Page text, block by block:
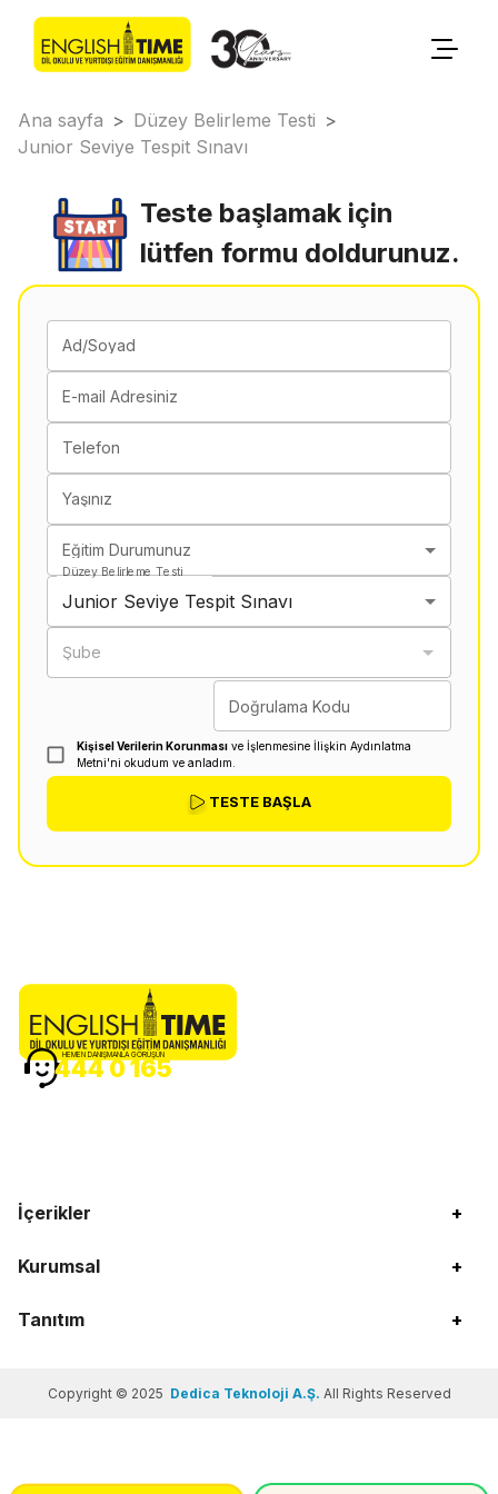
Ana sayfa > Düzey Belirleme Testi >
Junior Seviye Tespit Sınavı
Teste başlamak için
lütfen formu doldurunuz.
Ad/Soyad
E-mail Adresiniz
Telefon
Yaşınız
Eğitim Durumunuz
Düzey Belirleme Testi
Junior Seviye Tespit Sınavı
Şube
Doğrulama Kodu
Kişisel Verilerin Korunması ve İşlenmesine İlişkin Aydınlatma
Metni'ni okudum ve anladım.
TESTE BAŞLA
İçerikler +
Kurumsal +
Tanıtım +
HEMEN DANIŞMANLA GÖRÜŞÜN
444 0 165
Copyright © 2025 Dedica Teknoloji A.Ş. All Rights Reserved